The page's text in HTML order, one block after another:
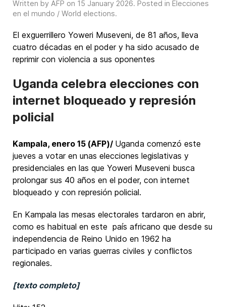
Written by AFP on 15 January 2026. Posted in Elecciones
en el mundo / World elections.
El exguerrillero Yoweri Museveni, de 81 años, lleva
cuatro décadas en el poder y ha sido acusado de
reprimir con violencia a sus oponentes
Uganda celebra elecciones con
internet bloqueado y represión
policial
Kampala, enero 15 (AFP)/ Uganda comenzó este
jueves a votar en unas elecciones legislativas y
presidenciales en las que Yoweri Museveni busca
prolongar sus 40 años en el poder, con internet
bloqueado y con represión policial.
En Kampala las mesas electorales tardaron en abrir,
como es habitual en este país africano que desde su
independencia de Reino Unido en 1962 ha
participado en varias guerras civiles y conflictos
regionales.
[texto completo]